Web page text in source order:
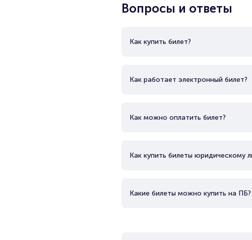
Вопросы и ответы
Как купить билет?
Как работает электронный билет?
Как можно оплатить билет?
Как купить билеты юридическому
Какие билеты можно купить на ПБ?